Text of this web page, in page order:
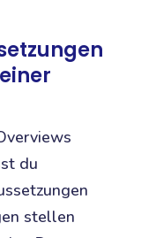
du
stellen